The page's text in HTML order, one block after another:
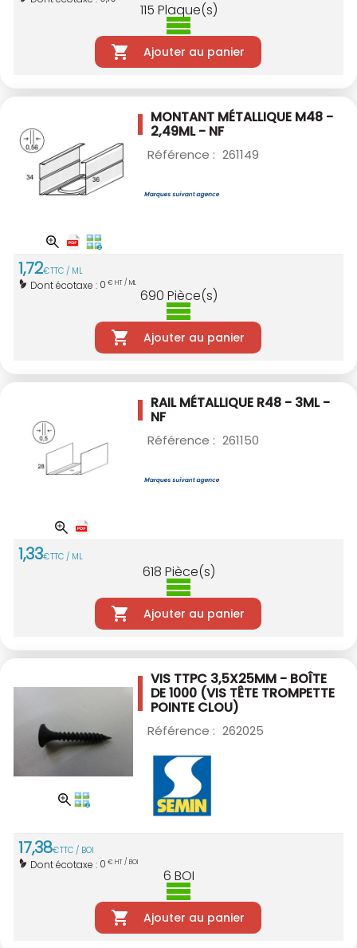
115 Plaque(s)
Ajouter au panier
MONTANT MÉTALLIQUE M48 -
2,49ML - NF
Référence : 261149
1,72€TTC / ML
Dont écotaxe : 0 € HT / ML
690 Pièce(s)
Ajouter au panier
RAIL MÉTALLIQUE R48 - 3ML -
NF
Référence : 261150
1,33€TTC / ML
618 Pièce(s)
Ajouter au panier
VIS TTPC 3,5X25MM - BOÎTE
DE 1000 (VIS TÊTE TROMPETTE
POINTE CLOU)
Référence : 262025
17,38€TTC / BOI
Dont écotaxe : 0 € HT / BOI
6 BOI
Ajouter au panier